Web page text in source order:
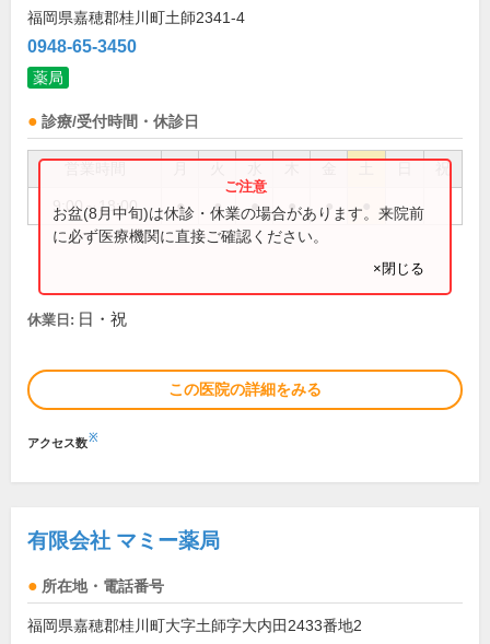
福岡県嘉穂郡桂川町土師2341-4
0948-65-3450
薬局
診療/受付時間・休診日
祝
9:00～18:00 ● ● ● ● ●
お盆(8月中旬)は休診・休業の場合があります。来院前
に必ず医療機関に直接ご確認ください。
×閉じる
休業日: 日・祝
この医院の詳細をみる
アクセス数※
有限会社 マミー薬局
所在地・電話番号
福岡県嘉穂郡桂川町大字土師字大内田2433番地2